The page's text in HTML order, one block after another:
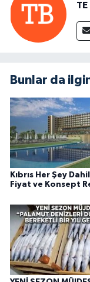
Bunlar da
Kıbrıs Her Şey
Fiyat ve Konsept